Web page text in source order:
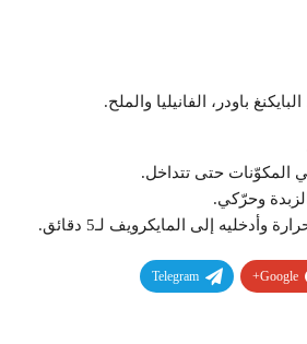
Google+
Telegram